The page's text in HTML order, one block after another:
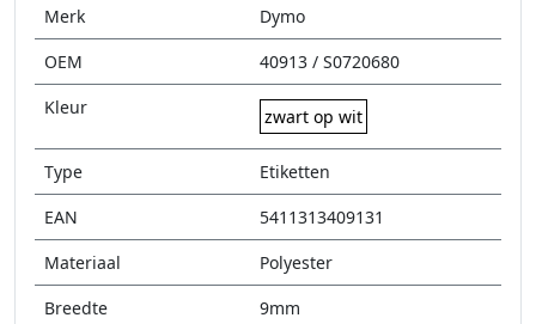
Merk
Dymo
OEM
40913 / S0720680
Kleur
zwart op wit
Type
Etiketten
EAN
5411313409131
Materiaal
Polyester
Breedte
9mm